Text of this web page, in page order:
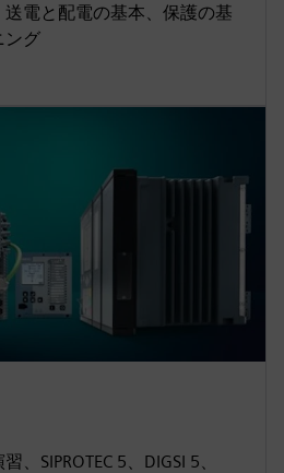
電と配電の基本、保護の基
ング
SIPROTEC 5、DIGSI 5、